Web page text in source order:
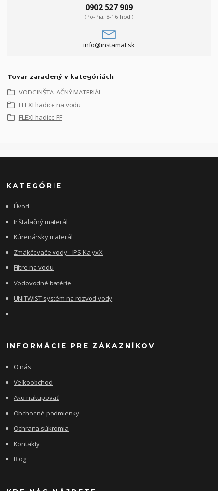
0902 527 909
(Po-Pia, 8-16 hod.)
info@instamat.sk
Tovar zaradený v kategóriách
VODOINŠTALAČNÝ MATERIÁL
FLEXI hadice na vodu
FLEXI hadice FF
KATEGÓRIE
Úvod
Inštalačný materál
Kúrenársky materál
Zmäkčovače vody - IPS KalyxX
Filtre na vodu
Vodovodné batérie
UNITWIST systém na rozvod vody
INFORMÁCIE PRE ZÁKAZNÍKOV
O nás
Veľkoobchod
Ako nakupovať
Obchodné podmienky
Ochrana súkromia
Kontakty
Blog